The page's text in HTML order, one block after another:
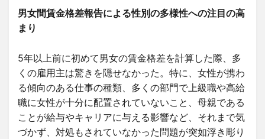
男女間賃金格差報告による性別の多様性への注目の高
まり
5年以上前に初めて男女の賃金格差を計算した際、多
くの雇用主は驚きを隠せなかった。特に、女性が携わ
る傾向のある仕事の種類、多くの部門で上級職や高給
職に女性が十分に配置されていないこと、母親である
ことが給与やキャリアに与える影響など、それまで気
づかず、対処もされていなかった問題が突如浮き彫り